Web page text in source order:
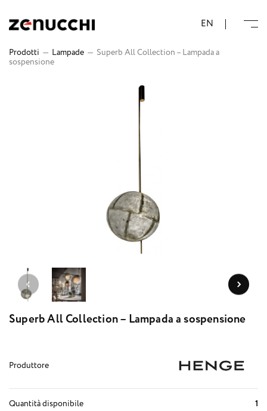
EN
Prodotti — Lampade — Superb All Collection – Lampada a
sospensione
Superb All Collection – Lampada a sospensione
Produttore
Quantità disponibile 1